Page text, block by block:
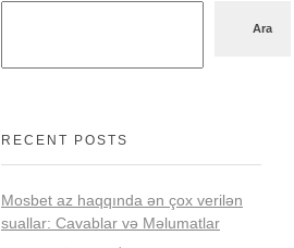
Ara
RECENT POSTS
Mosbet az haqqında ən çox verilən
suallar: Cavablar və Məlumatlar